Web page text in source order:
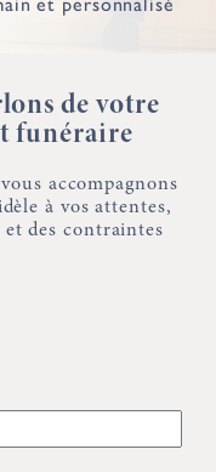
de votre
funéraire
accompagnons
à vos attentes,
des contraintes